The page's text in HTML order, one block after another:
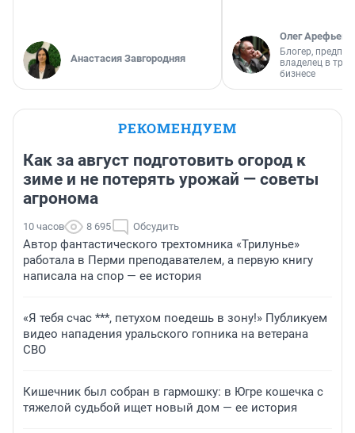
Анастасия Завгородняя
Олег Арефьев
Блогер,
владелец в
бизнесе
РЕКОМЕНДУЕМ
Как за август подготовить огород к
зиме и не потерять урожай — советы
агронома
10 часов 8 695 Обсудить
Автор фантастического трехтомника «Трилунье»
работала в Перми преподавателем, а первую книгу
написала на спор — ее история
«Я тебя счас ***, петухом поедешь в зону!» Публикуем
видео нападения уральского гопника на ветерана
СВО
Кишечник был собран в гармошку: в Югре кошечка с
тяжелой судьбой ищет новый дом — ее история